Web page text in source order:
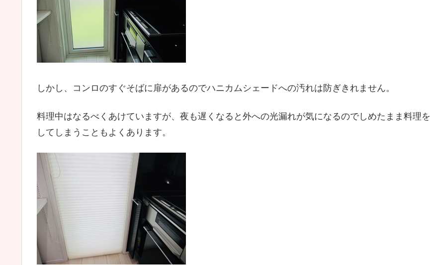
しかし、コンロのすぐそばに扉があるのでハニカムシェードへの汚れは防ぎきれません。
料理中はなるべくあけていますが、夜も遅くなると外への光漏れが気になるのでしめたまま料理を
してしまうこともよくあります。